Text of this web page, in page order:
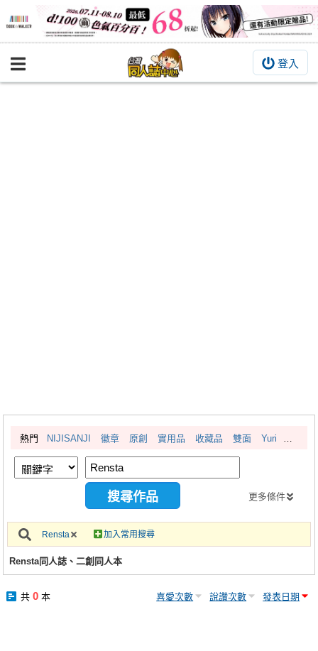
登入
BOOKY書集倉庫
繪圖藝廊
交流中心
攤位轉讓區
會員中心
註冊會員
熱門 NIJISANJI 徽章 原創 實用品 收藏品 雙面 Yuri
更多條件
Rensta 加入常用搜尋
Rensta同人誌、二創同人本
共 0本 喜愛次數 說讚次數 發表日期